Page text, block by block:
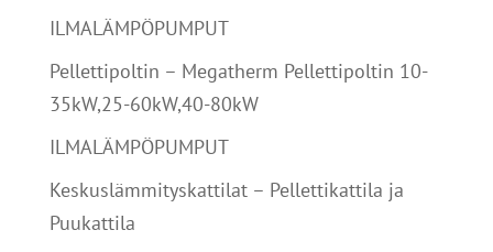
ILMALÄMPÖPUMPUT
Pellettipoltin – Megatherm Pellettipoltin 10-
35kW,25-60kW,40-80kW
ILMALÄMPÖPUMPUT
Keskuslämmityskattilat – Pellettikattila ja
Puukattila